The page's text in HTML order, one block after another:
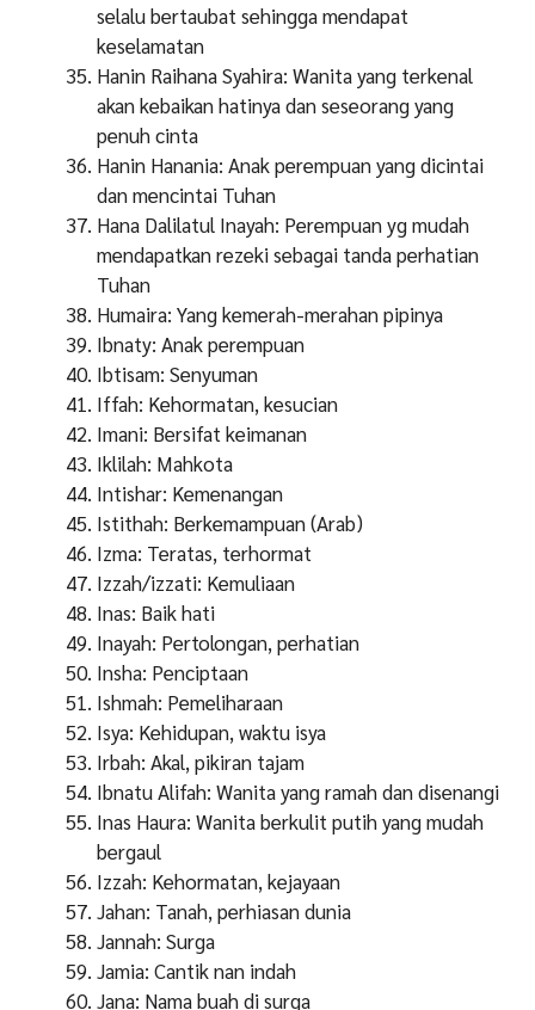
selalu bertaubat sehingga mendapat
keselamatan
Hanin Raihana Syahira: Wanita yang terkenal
akan kebaikan hatinya dan seseorang yang
penuh cinta
Hanin Hanania: Anak perempuan yang dicintai
dan mencintai Tuhan
Hana Dalilatul Inayah: Perempuan yg mudah
mendapatkan rezeki sebagai tanda perhatian
Tuhan
Humaira: Yang kemerah-merahan pipinya
Ibnaty: Anak perempuan
Ibtisam: Senyuman
Iffah: Kehormatan, kesucian
Imani: Bersifat keimanan
Iklilah: Mahkota
Intishar: Kemenangan
Istithah: Berkemampuan (Arab)
Izma: Teratas, terhormat
Izzah/izzati: Kemuliaan
Inas: Baik hati
Inayah: Pertolongan, perhatian
Insha: Penciptaan
Ishmah: Pemeliharaan
Isya: Kehidupan, waktu isya
Irbah: Akal, pikiran tajam
Ibnatu Alifah: Wanita yang ramah dan disenangi
Inas Haura: Wanita berkulit putih yang mudah
bergaul
Izzah: Kehormatan, kejayaan
Jahan: Tanah, perhiasan dunia
Jannah: Surga
Jamia: Cantik nan indah
Jana: Nama buah di surga